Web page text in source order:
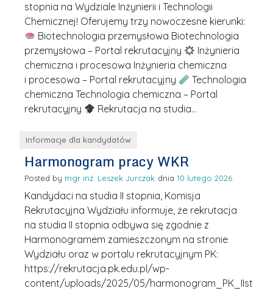
stopnia na Wydziale Inżynierii i Technologii
Chemicznej! Oferujemy trzy nowoczesne kierunki:
Biotechnologia przemysłowa Biotechnologia
przemysłowa – Portal rekrutacyjny
Inżynieria
chemiczna i procesowa Inżynieria chemiczna
i procesowa – Portal rekrutacyjny
Technologia
chemiczna Technologia chemiczna – Portal
rekrutacyjny
Rekrutacja na studia…
Informacje dla kandydatów
Harmonogram pracy WKR
Posted by mgr inż. Leszek Jurczak 10 lutego 2026
Kandydaci na studia II stopnia, Komisja
Rekrutacyjna Wydziału informuje, że rekrutacja
na studia II stopnia odbywa się zgodnie z
Harmonogramem zamieszczonym na stronie
Wydziału oraz w portalu rekrutacyjnym PK:
https://rekrutacja.pk.edu.pl/wp-
content/uploads/2025/05/